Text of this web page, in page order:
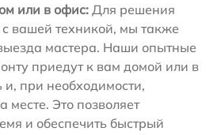
или в офис: Для решения
вашей техникой, мы также
мастера. Наши опытные
приедут к вам домой или в
и, при необходимости,
месте. Это позволяет
и обеспечить быстрый